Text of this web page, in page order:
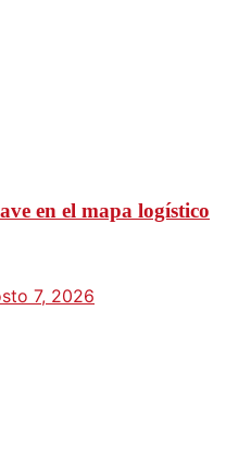
en el mapa logístico
7, 2026